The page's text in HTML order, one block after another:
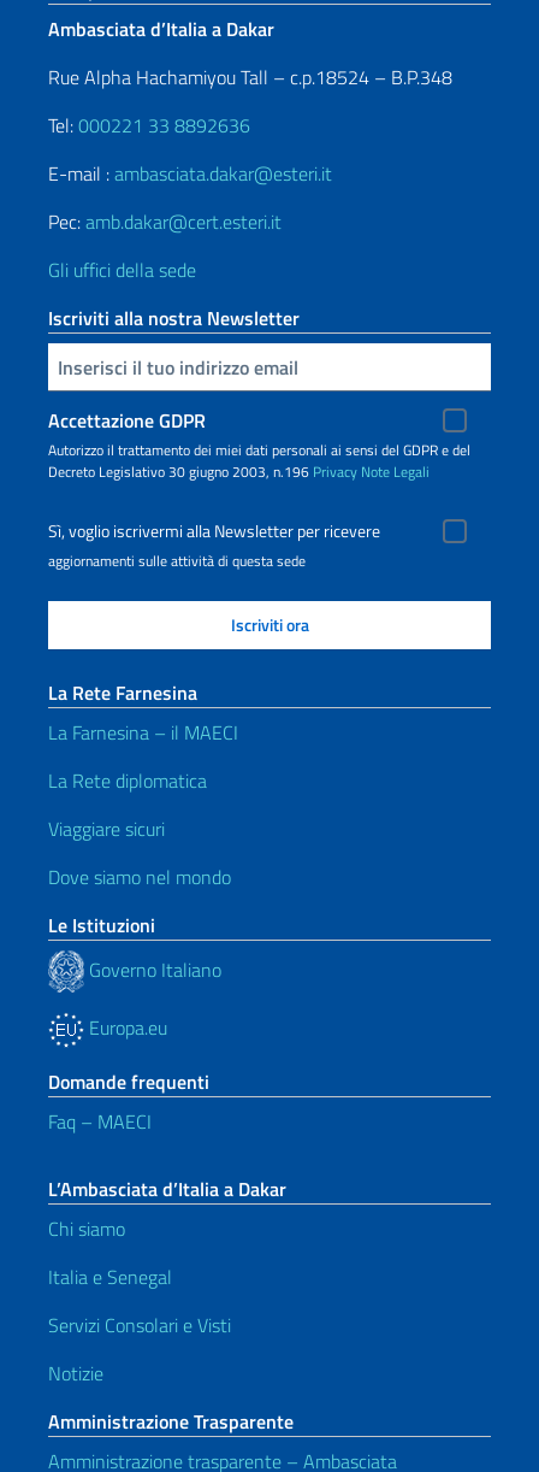
Ambasciata d’Italia a Dakar
Rue Alpha Hachamiyou Tall – c.p.18524 – B.P.348
Tel:000221 33 8892636
E-mail :ambasciata.dakar@esteri.it
Pec:amb.dakar@cert.esteri.it
Gli uffici della sede
Iscriviti alla nostra Newsletter
Inserisci la tua email
Accettazione GDPR
Autorizzo il trattamento dei miei dati personali ai sensi del GDPR e del
Decreto Legislativo 30 giugno 2003, n.196 Privacy Note Legali
Sì, voglio iscrivermi alla Newsletter per ricevere
aggiornamenti sulle attività di questa sede
La Rete Farnesina
La Farnesina – il MAECI
La Rete diplomatica
Viaggiare sicuri
Dove siamo nel mondo
Le Istituzioni
Governo Italiano
Europa.eu
Domande frequenti
Faq – MAECI
L’Ambasciata d’Italia a Dakar
Chi siamo
Italia e Senegal
Servizi Consolari e Visti
Notizie
Amministrazione Trasparente
Amministrazione trasparente – Ambasciata